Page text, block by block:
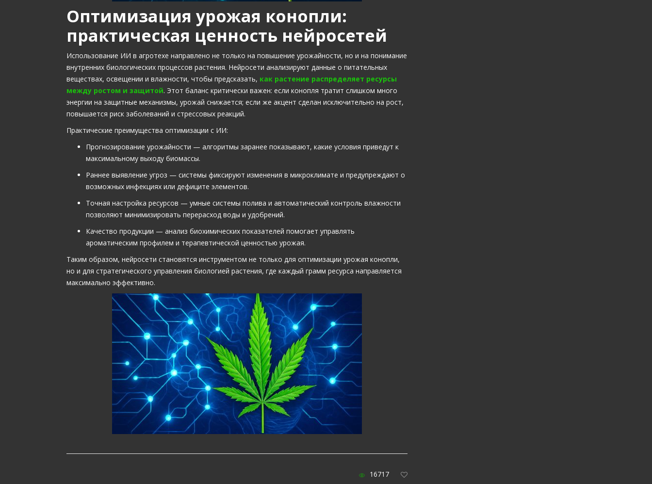
Оптимизация урожая конопли:
практическая ценность нейросетей
Использование ИИ в агротехе направлено не только на повышение урожайности, но и на понимание
внутренних биологических процессов растения. Нейросети анализируют данные о питательных
веществах, освещении и влажности, чтобы предсказать, как растение распределяет ресурсы
между ростом и защитой. Этот баланс критически важен: если конопля тратит слишком много
энергии на защитные механизмы, урожай снижается; если же акцент сделан исключительно на рост,
повышается риск заболеваний и стрессовых реакций.
Практические преимущества оптимизации с ИИ:
Прогнозирование урожайности — алгоритмы заранее показывают, какие условия приведут к
максимальному выходу биомассы.
Раннее выявление угроз — системы фиксируют изменения в микроклимате и предупреждают о
возможных инфекциях или дефиците элементов.
Точная настройка ресурсов — умные системы полива и автоматический контроль влажности
позволяют минимизировать перерасход воды и удобрений.
Качество продукции — анализ биохимических показателей помогает управлять
ароматическим профилем и терапевтической ценностью урожая.
Таким образом, нейросети становятся инструментом не только для оптимизации урожая конопли,
но и для стратегического управления биологией растения, где каждый грамм ресурса направляется
максимально эффективно.
16717